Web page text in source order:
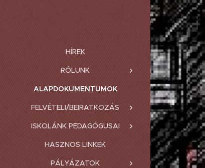
HÍREK
RÓLUNK
ALAPDOKUMENTUMOK
FELVÉTELI/BEIRATKOZÁS
ISKOLÁNK PEDAGÓGUSAI
HASZNOS LINKEK
PÁLYÁZATOK